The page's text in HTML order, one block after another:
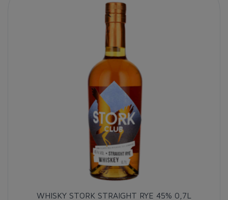
WHISKY STORK STRAIGHT RYE 45% 0,7L